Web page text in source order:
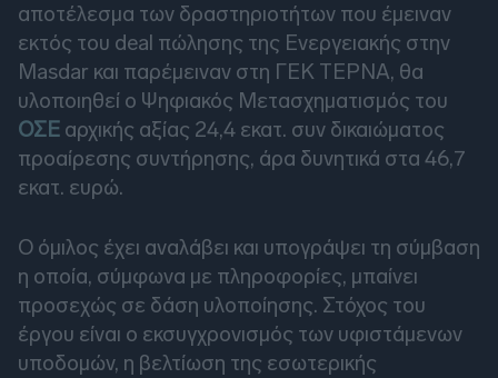
αποτέλεσμα των δραστηριοτήτων που έμειναν
εκτός του deal πώλησης της Ενεργειακής στην
Masdar και παρέμειναν στη ΓΕΚ ΤΕΡΝΑ, θα
υλοποιηθεί ο Ψηφιακός Μετασχηματισμός του
ΟΣΕ αρχικής αξίας 24,4 εκατ. συν δικαιώματος
προαίρεσης συντήρησης, άρα δυνητικά στα 46,7
εκατ. ευρώ.
Ο όμιλος έχει αναλάβει και υπογράψει τη σύμβαση
η οποία, σύμφωνα με πληροφορίες, μπαίνει
προσεχώς σε δάση υλοποίησης. Στόχος του
έργου είναι ο εκσυγχρονισμός των υφιστάμενων
υποδομών, η βελτίωση της εσωτερικής